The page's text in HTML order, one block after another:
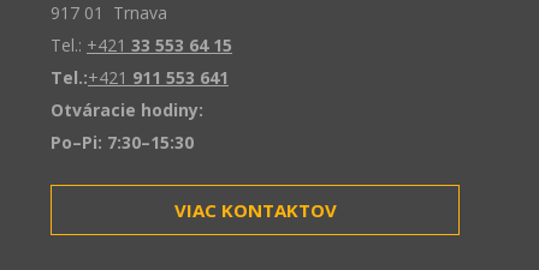
917 01 Trnava
Tel.: +421 33 553 64 15
Tel.:+421 911 553 641
Otváracie hodiny:
Po–Pi: 7:30–15:30
VIAC KONTAKTOV